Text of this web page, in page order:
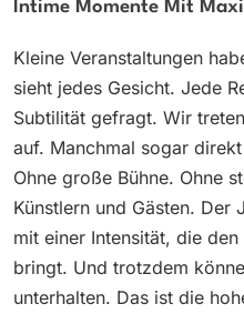
Intime Momente Mit
Kleine Veranstaltungen
sieht jedes Gesicht. Jede
Subtilität gefragt. Wir
auf. Manchmal sogar
Ohne große Bühne. Ohne
Künstlern und Gästen.
mit einer Intensität, die
bringt. Und trotzdem
unterhalten. Das ist die